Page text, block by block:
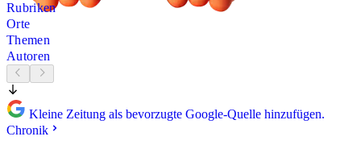
Rubriken
Orte
Themen
Autoren
Kleine Zeitung als bevorzugte Google-Quelle hinzufügen.
Chronik